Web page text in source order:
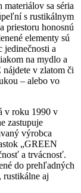
sa séria
s rustikálnym
priestoru honosnú
elementy sú
jedinečnosti a
na mydlo a
v zlatom či
– alebo vo
v roku 1990 v
zastupuje
výrobca
„GREEN
a trvácnosť.
do prehľadných
rustikálne aj